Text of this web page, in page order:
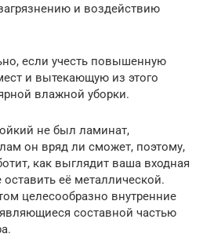
и воздействию
если учесть повышенную
и вытекающую из этого
влажной уборки.
не был ламинат,
он вряд ли сможет, поэтому,
как выглядит ваша входная
её металлической.
целесообразно внутренние
составной частью